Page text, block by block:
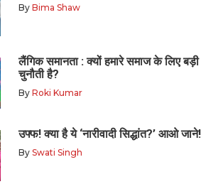
By Bima Shaw
लैंगिक समानता : क्यों हमारे समाज के लिए बड़ी
चुनौती है?
By Roki Kumar
उफ्फ! क्या है ये ‘नारीवादी सिद्धांत?’ आओ जाने!
By Swati Singh